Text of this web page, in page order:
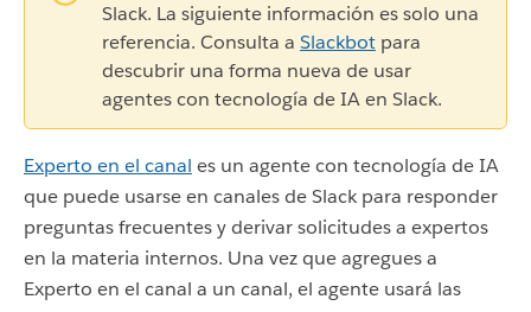
Slack. La siguiente información es solo una
referencia. Consulta a Slackbot para
descubrir una forma nueva de usar
agentes con tecnología de IA en Slack.
Experto en el canal es un agente con tecnología de IA
que puede usarse en canales de Slack para responder
preguntas frecuentes y derivar solicitudes a expertos
en la materia internos. Una vez que agregues a
Experto en el canal a un canal, el agente usará las